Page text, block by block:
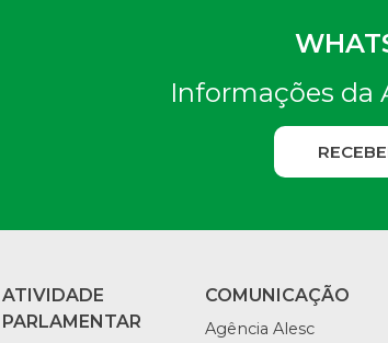
Informações da
ATIVIDADE
PARLAMENTAR
COMUNICAÇÃO
Agência Alesc